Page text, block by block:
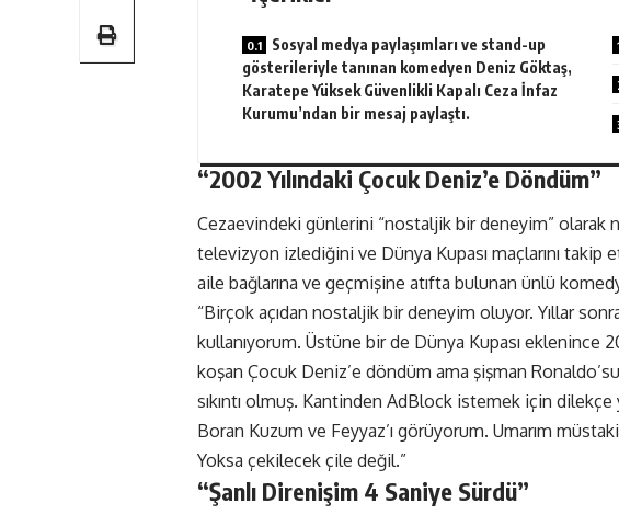
Sosyal medya paylaşımları ve stand-up
gösterileriyle tanınan komedyen Deniz Göktaş,
Karatepe Yüksek Güvenlikli Kapalı Ceza İnfaz
Kurumu’ndan bir mesaj paylaştı.
“2002 Yılındaki Çocuk Deniz’e Döndüm”
Cezaevindeki günlerini “nostaljik bir deneyim” olarak
televizyon izlediğini ve Dünya Kupası maçlarını
aile bağlarına ve geçmişine atıfta bulunan ünlü
“Birçok açıdan nostaljik bir deneyim oluyor. Yıllar
kullanıyorum. Üstüne bir de Dünya Kupası eklenince
koşan Çocuk Deniz’e döndüm ama şişman
sıkıntı olmuş. Kantinden AdBlock istemek için
Boran Kuzum ve Feyyaz’ı görüyorum. Umarım
Yoksa çekilecek çile değil.”
“Şanlı Direnişim 4 Saniye Sürdü”